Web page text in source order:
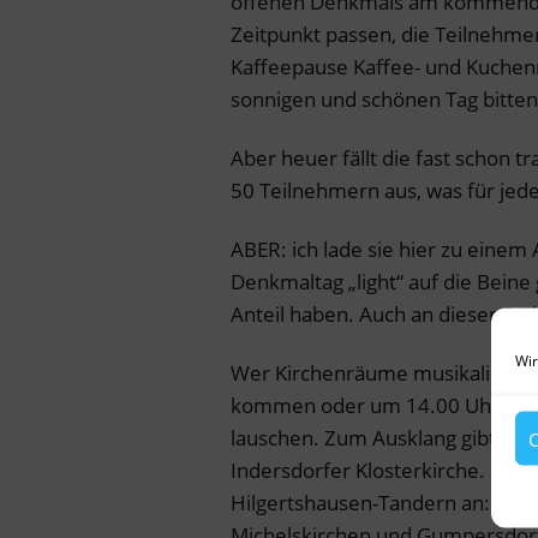
Zeitpunkt passen, die
Kaffeepause Kaffee- und
sonnigen und schönen Tag
Aber heuer fällt die fast schon
50 Teilnehmern aus, was für
ABER: ich lade sie hier zu
Denkmaltag „light“ auf die
Anteil haben. Auch an dieser
Wer Kirchenräume musikalisch
kommen oder um 14.00 Uhr
lauschen. Zum Ausklang gibt
Indersdorfer Klosterkirche.
Hilgertshausen-Tandern an: